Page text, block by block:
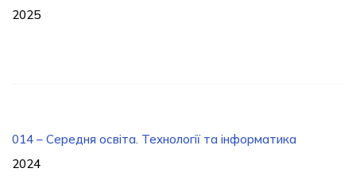
2025
014 – Середня освіта. Технології та інформатика
2024